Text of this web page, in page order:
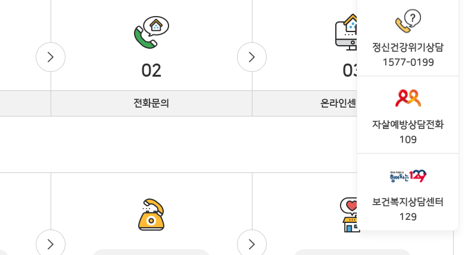
정신건강위기상담
1577-0199
자살예방상담전화
109
보건복지상담센터
129
02
전화문의
03
온라인센터 방문